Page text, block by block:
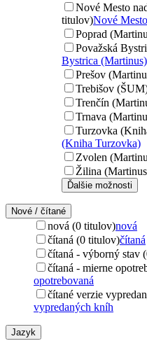
Nové Mesto
titulov)Nové
Poprad
Považská
Bystrica (Martinus)
Prešov
Trebišov
Trenčín
Trnava
Turzovka
(Kniha Turzovka)
Zvolen
Žilina
Ďalšie možnosti
Nové / čítané
nová (0 titulov)nová
čítaná (0 titulov)čítaná
čítaná - výborný stav
čítaná - mierne
opotrebovaná
čítané verzie
vypredaných kníh
Jazyk